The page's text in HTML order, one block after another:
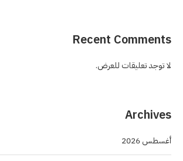
Recent Comments
لا توجد تعليقات للعرض.
Archives
أغسطس 2026